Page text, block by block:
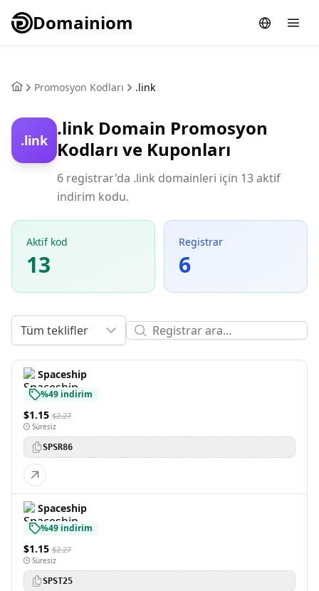
Domainiom
Promosyon Kodları .link
.link
.link Domain Promosyon
Kodları ve Kuponları
6 registrar'da .link domainleri için 13 aktif
indirim kodu.
Aktif kod
13
Registrar
6
Tüm teklifler
Spaceship
%49 indirim
$1.15 $2.27
Süresiz
SPSR86
Spaceship
%49 indirim
$1.15 $2.27
Süresiz
SPST25